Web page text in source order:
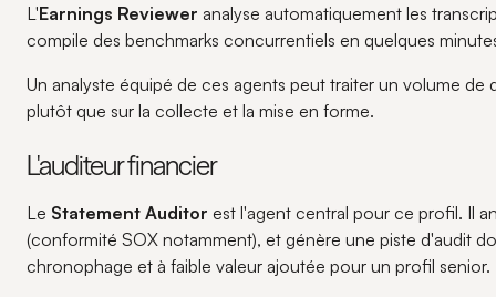
L'Earnings Reviewer analyse automatiquement les
compile des benchmarks concurrentiels en quelques
Un analyste équipé de ces agents peut traiter un volume
plutôt que sur la collecte et la mise en forme.
L'auditeur financier
Le Statement Auditor est l'agent central pour ce profil. Il
(conformité SOX notamment), et génère une piste d'audit
chronophage et à faible valeur ajoutée pour un profil senior.